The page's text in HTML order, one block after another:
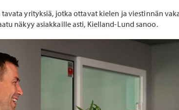
yrityksiä, jotka ottavat kielen ja viestinnän
näkyy asiakkaille asti, Kielland-Lund sanoo.